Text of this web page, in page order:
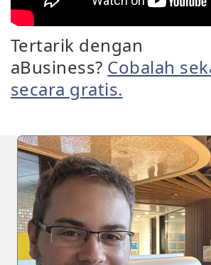
Tertarik dengan
aBusiness? Cobalah
secara gratis.